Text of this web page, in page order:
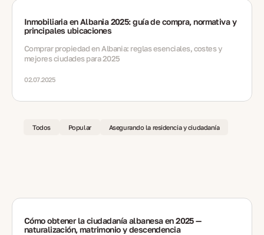
Inmobiliaria en Albania 2025: guía de compra, normativa y
principales ubicaciones
Comprar propiedad en Albania: reglas esenciales, costes y
mejores ciudades para 2025
02.07.2025
Todos Popular Asegurando la residencia y ciudadanía
Cómo obtener la ciudadanía albanesa en 2025 —
naturalización, matrimonio y descendencia